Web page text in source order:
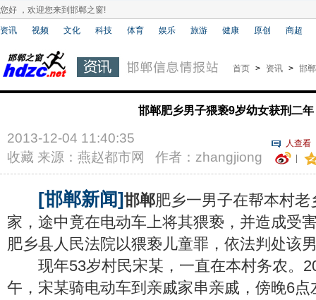
您好 ，欢迎您来到邯郸之窗!
资讯 视频 文化 科技 体育 娱乐 旅游 健康 原创 商超
首页 > 资讯 > 邯郸
邯郸肥乡男子猥亵9岁幼女获刑二年
人查看
2013-12-04 11:40:35
收藏 来源：燕赵都市网 作者：zhangjiong
[邯郸新闻] 邯郸肥乡一男子在帮本村
家，途中竟在电动车上将其猥亵，并造成受
肥乡县人民法院以猥亵儿童罪，依法判处该
现年53岁村民宋某，一直在本村务农。
午，宋某骑电动车到亲戚家串亲戚，傍晚6点